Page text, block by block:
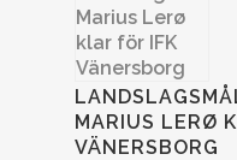
MARIUS LERØ
VÄNERSBORG